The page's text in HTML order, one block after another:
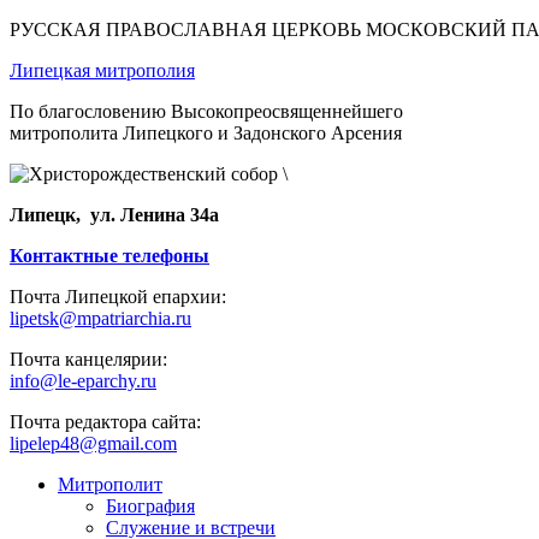
РУССКАЯ ПРАВОСЛАВНАЯ ЦЕРКОВЬ МОСКОВСКИЙ
Липецкая митрополия
По благословению Высокопреосвященнейшего
митрополита Липецкого и Задонского Арсения
Липецк, ул. Ленина 34а
Контактные телефоны
Почта Липецкой епархии:
lipetsk@mpatriarchia.ru
Почта канцелярии:
info@le-eparchy.ru
Почта редактора сайта:
lipelep48@gmail.com
Митрополит
Биография
Служение и встречи